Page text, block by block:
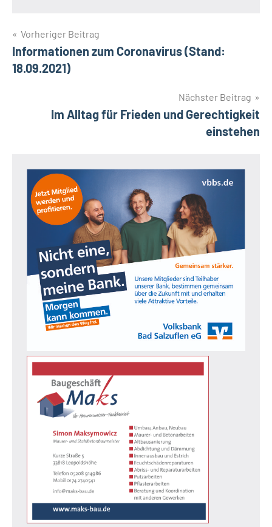
Beitragsnavigation
Vorheriger Beitrag
Informationen zum Coronavirus (Stand:
18.09.2021)
Nächster Beitrag
Im Alltag für Frieden und Gerechtigkeit
einstehen